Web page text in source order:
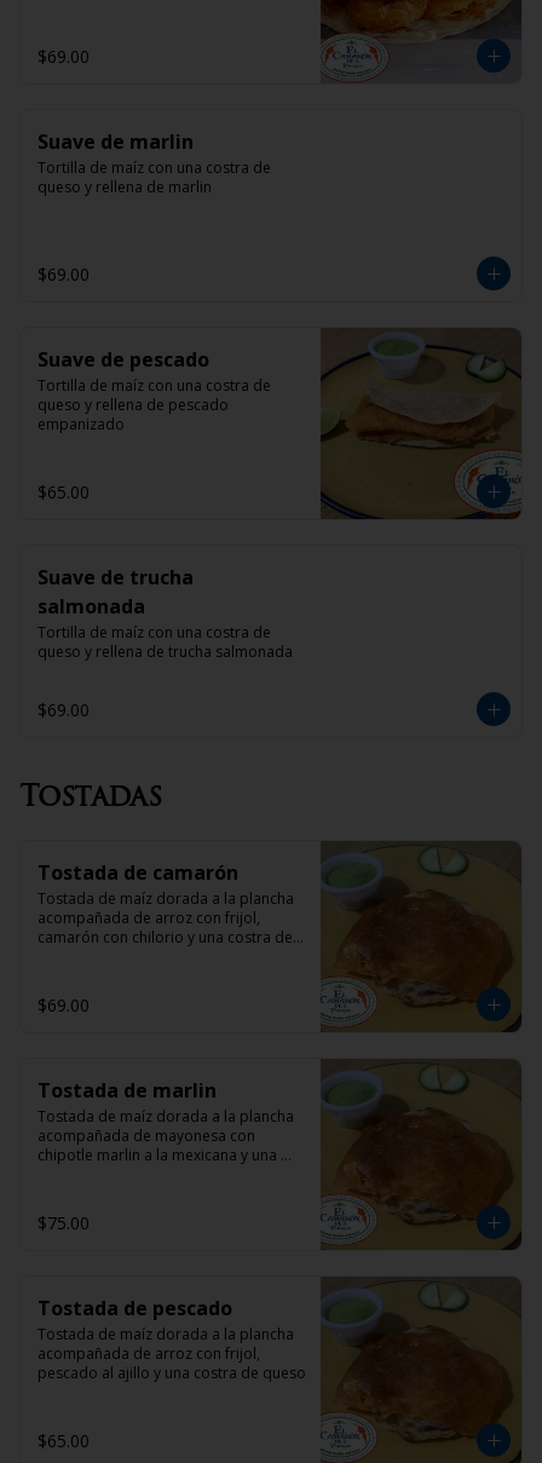
$69.00
Suave de marlin
Tortilla de maíz con una costra de
queso y rellena de marlin
$69.00
Suave de pescado
Tortilla de maíz con una costra de
queso y rellena de pescado
empanizado
$65.00
Suave de trucha
salmonada
Tortilla de maíz con una costra de
queso y rellena de trucha salmonada
$69.00
Tostadas
Tostada de camarón
Tostada de maíz dorada a la plancha
acompañada de arroz con frijol,
camarón con chilorio y una costra de
$69.00
Tostada de marlin
Tostada de maíz dorada a la plancha
acompañada de mayonesa con
chipotle marlin a la mexicana y una
$75.00
Tostada de pescado
Tostada de maíz dorada a la plancha
acompañada de arroz con frijol,
pescado al ajillo y una costra de queso
$65.00